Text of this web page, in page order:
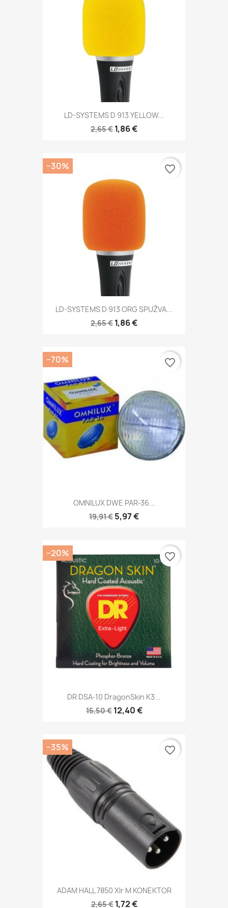
LD-SYSTEMS D 913 YELLOW...
2,65 € 1,86 €
LD-SYSTEMS D 913 ORG SPUŽVA...
2,65 € 1,86 €
−30% favorite_border
OMNILUX DWE PAR-36...
19,91 € 5,97 €
−70% favorite_border
DR DSA-10 DragonSkin K3...
15,50 € 12,40 €
−20% favorite_border
ADAM HALL 7850 Xlr M KONEKTOR
2,65 € 1,72 €
−35% favorite_border